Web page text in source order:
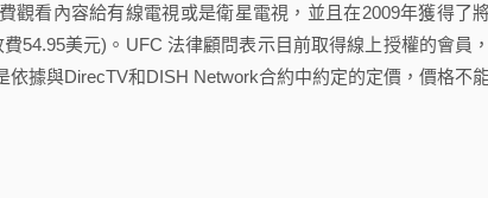
觀看內容給有線電視或是衛星電視，並且在2009年獲得了
54.95美元)。UFC 法律顧問表示目前取得線上授權的會員
據與DirecTV和DISH Network合約中約定的定價，價格不